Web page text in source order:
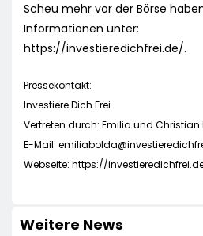
Scheu mehr vor der Börse
Informationen unter:
https://investieredichfrei.de/.
Pressekontakt:
Investiere.Dich.Frei
Vertreten durch: Emilia und Christian
E-Mail:
Webseite: https://
Weitere News